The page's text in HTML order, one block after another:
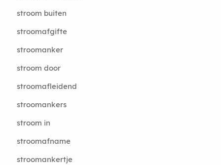
stroom buiten
stroomafgifte
stroomanker
stroom door
stroomafleidend
stroomankers
stroom in
stroomafname
stroomankertje